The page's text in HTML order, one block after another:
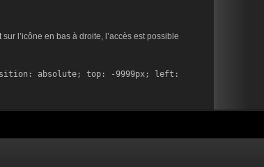
l’icône en bas à droite, l’accès est possible
absolute; top: -9999px; left: